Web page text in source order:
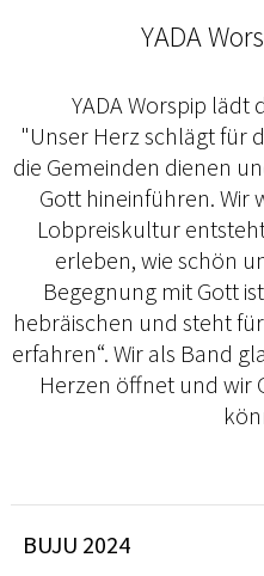
YADA
YADA Worspip lädt
"Unser Herz schlägt für
die Gemeinden dienen
Gott hineinführen. Wir
Lobpreiskultur
erleben, wie schön
Begegnung mit Gott
hebräischen und steht
erfahren“. Wir als Band
Herzen öffnet und wir
BUJU 2024